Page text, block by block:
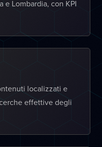
e Lombardia, con KPI
localizzati e
effettive degli